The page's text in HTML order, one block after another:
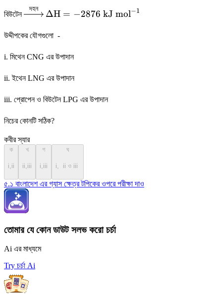
kJ mol}^{-1}
বিউটেন\xrightarrow{\text{
দহন
\Delta\text{H}
kJ mol}^{-1}
ΔH = −2876 kJ mol−1
উদ্দীপকের যৌগগুলো -
i. মিথেন CNG এর উপাদান
ii. ইথেন LNG এর উপাদান
iii. প্রোপেন ও বিউটেন LPG এর উপাদান
নিচের কোনটি সঠিক?
কবীর স্যার
ক
i,ii
খ
ii,iii
গ
i,iii
ঘ
i, ii ও iii
৫.১ বাংলাদেশ এর গ্যাস ক্ষেত্র টপিকের ওপরে পরীক্ষা দাও
তোমার যে কোন ডাউট সলভ করো চর্চা
Ai এর মাধ্যমে
Try চর্চা Ai